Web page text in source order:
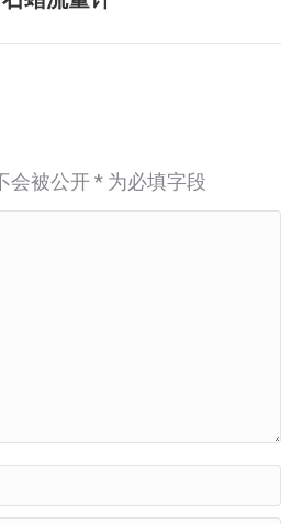
会被公开* 为必填字段